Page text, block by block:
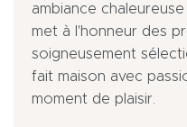
ambiance
met à l'honneur des
soigneusement
fait maison avec
moment de plaisir.